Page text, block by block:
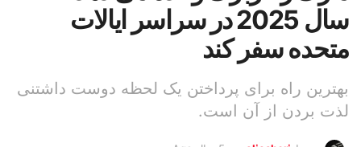
سال 2025 در سراسر ایالات
متحده سفر کند
بهترین راه برای پرداختن یک لحظه دوست داشتنی
لذت بردن از آن است.